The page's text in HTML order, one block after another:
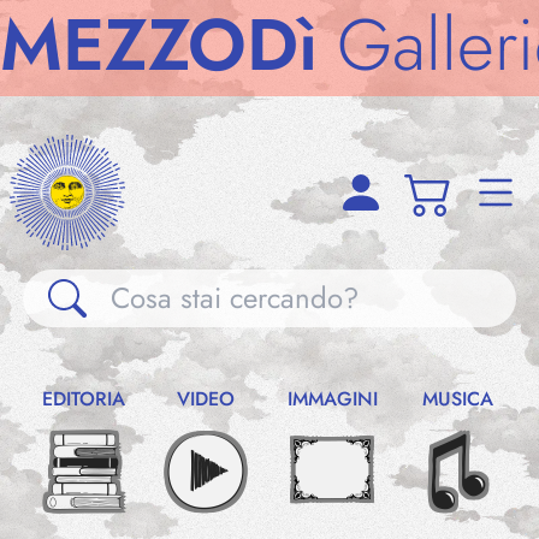
Gallerie
Gallerie
Notizie
EDITORIA VIDEO IMMAGINI MUSICA